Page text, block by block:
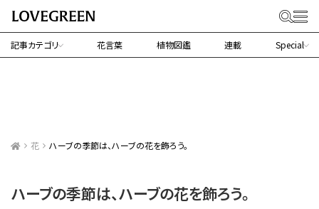
記事カテゴリ 花言葉 植物図鑑 連載 Special
花 ハーブの季節は、ハーブの花を飾ろう。
ハーブの季節は、ハーブの花を飾ろう。